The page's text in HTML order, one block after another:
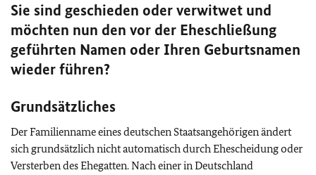
Sie sind geschieden oder verwitwet und
möchten nun den vor der Eheschließung
geführten Namen oder Ihren Geburtsnamen
wieder führen?
Grundsätzliches
Der Familienname eines deutschen Staatsangehörigen ändert
sich grundsätzlich nicht automatisch durch Ehescheidung oder
Versterben des Ehegatten. Nach einer in Deutschland